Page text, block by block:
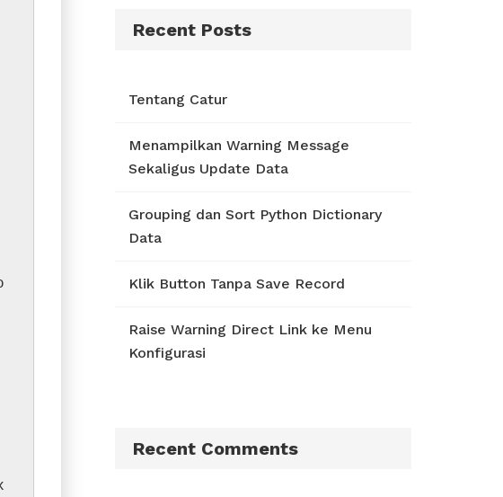
Recent Posts
Tentang Catur
Menampilkan Warning Message
Sekaligus Update Data
Grouping dan Sort Python Dictionary
Data
Klik Button Tanpa Save Record
Raise Warning Direct Link ke Menu
Konfigurasi
Recent Comments